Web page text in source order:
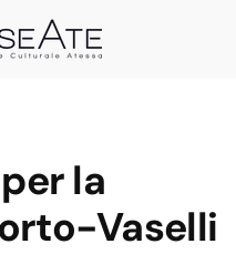
la
Vaselli